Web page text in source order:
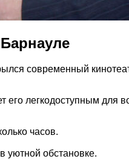
современный
его легкодоступным
часов.
уютной обстановке.